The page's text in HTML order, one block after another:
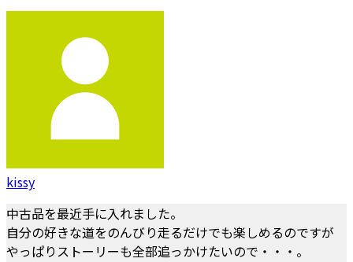
kissy
中古品を最近手に入れました。
自分の好きな道をのんびり走るだけでも楽しめるのですが
やっぱりストーリーも全部追っかけたいので・・・。